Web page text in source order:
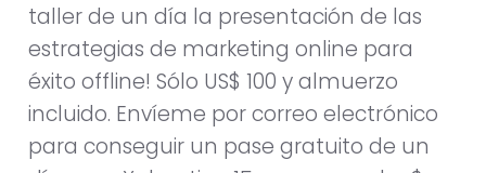
taller de un día la presentación de las
estrategias de marketing online para
éxito offline! Sólo US$ 100 y almuerzo
incluido. Envíeme por correo electrónico
para conseguir un pase gratuito de un